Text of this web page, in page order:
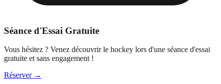
Séance d'Essai Gratuite
Vous hésitez ? Venez découvrir le hockey lors d'une séance d'essai
gratuite et sans engagement !
Réserver →